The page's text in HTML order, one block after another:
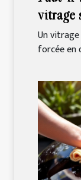
vitrage
Un
forcée en